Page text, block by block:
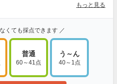
もっと見る
くても採点できます ／
普通
60～41点
う～ん
40～1点